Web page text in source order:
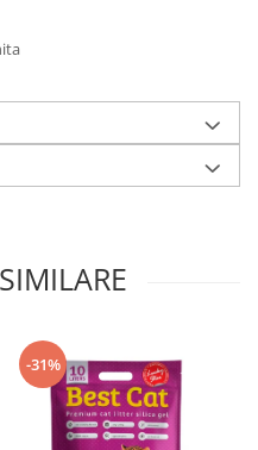
-31%